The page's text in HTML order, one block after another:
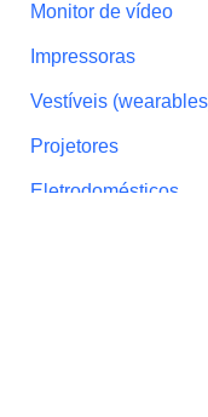
Monitor de vídeo
Impressoras
Vestíveis
Projetores
Eletrodomésticos